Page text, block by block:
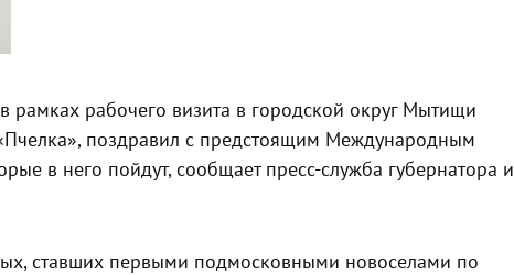
рамках рабочего визита в городской округ Мытищи
поздравил с предстоящим Международным
в него пойдут, сообщает пресс-служба губернатора и
ставших первыми подмосковными новоселами по